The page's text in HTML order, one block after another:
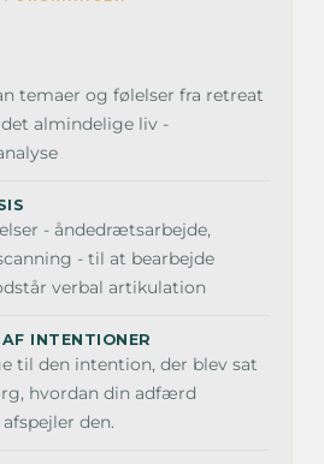
temaer og følelser fra retreat
almindelige liv -
- åndedrætsarbejde,
- til at bearbejde
verbal artikulation
INTENTIONER
til den intention, der blev sat
hvordan din adfærd
den.